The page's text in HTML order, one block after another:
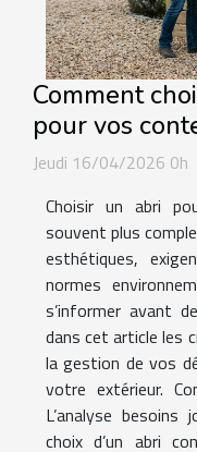
Comment
pour vos
Jeudi 16/04/2026 0h
Choisir un abri
souvent plus
esthétiques,
normes
s’informer avant
dans cet article les
la gestion de vos
votre extérieur.
L’analyse
choix d’un abri